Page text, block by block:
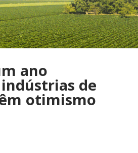
ano
de
otimismo